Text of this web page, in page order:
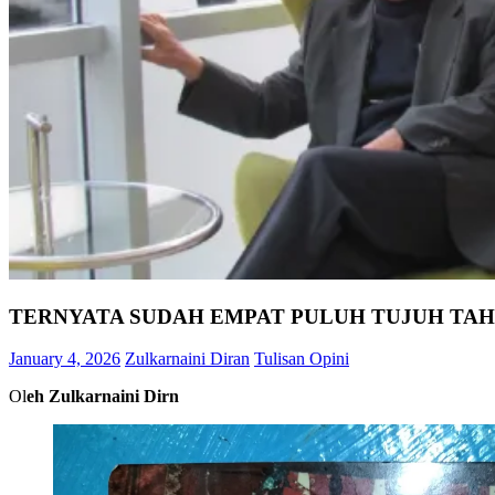
TERNYATA SUDAH EMPAT PULUH TUJUH
January 4, 2026 Zulkarnaini Diran Tulisan Opini
Oleh Zulkarnaini Dirn